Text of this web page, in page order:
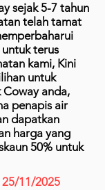
sejak 5-7 tahun
telah tamat
terus
kami, Kini
untuk
anda,
penapis air
dapatkan
harga yang
50% untuk
25/11/2025